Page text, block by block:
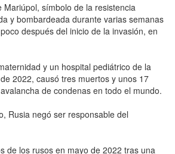
Mariúpol, símbolo de la resistencia
y bombardeada durante varias semanas
después del inicio de la invasión, en
y un hospital pediátrico de la
2022, causó tres muertos y unos 17
de condenas en todo el mundo.
Rusia negó ser responsable del
de los rusos en mayo de 2022 tras una